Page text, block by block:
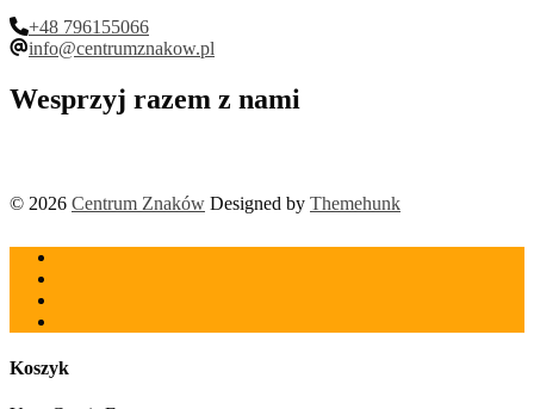
+48 796155066
info@centrumznakow.pl
Wesprzyj razem z nami
© 2026 Centrum Znaków Designed by Themehunk
Koszyk